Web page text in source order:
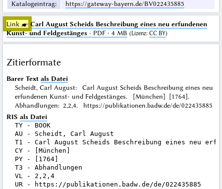
Katalogeintrag: https://gateway-bayern.de/BV022435885
Link ☛ Carl August Scheids Beschreibung eines neu erfundenen
Kunst- und Feldgestänges· PDF · 4 MB (Lizenz: CC BY)
Zitierformate
Barer Text als Datei
Scheidt, Carl August: Carl August Scheids Beschreibung eines neu
erfundenen Kunst- und Feldgestänges. [München] [1764].
Abhandlungen: 2,2,4. https://publikationen.badw.de/de/022435885
RIS als Datei
TY - BOOK
AU - Scheidt, Carl August
T1 - Carl August Scheids Beschreibung eines neu
CY - [München]
PY - [1764]
T3 - Abhandlungen
VL - 2,2,4
UR - https://publikationen.badw.de/de/022435885